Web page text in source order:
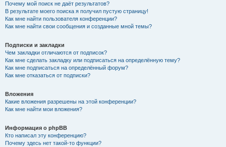
Почему мой поиск не даёт результатов?
В результате моего поиска я получил пустую страницу!
Как мне найти пользователя конференции?
Как мне найти свои сообщения и созданные мной темы?
Подписки и закладки
Чем закладки отличаются от подписок?
Как мне сделать закладку или подписаться на определённую тему?
Как мне подписаться на определённый форум?
Как мне отказаться от подписки?
Вложения
Какие вложения разрешены на этой конференции?
Как мне найти мои вложения?
Информация о phpBB
Кто написал эту конференцию?
Почему здесь нет такой-то функции?